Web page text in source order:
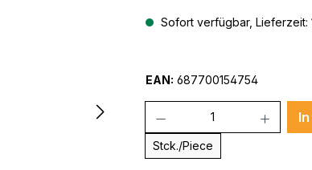
Sofort verfügbar, Lieferzeit:
EAN: 687700154754
Stck./Piece